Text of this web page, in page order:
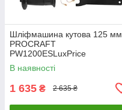
Шліфмашина кутова 125 мм
PROCRAFT
PW1200ESLuxPrice
В наявності
1 635 ₴ 2 635 ₴